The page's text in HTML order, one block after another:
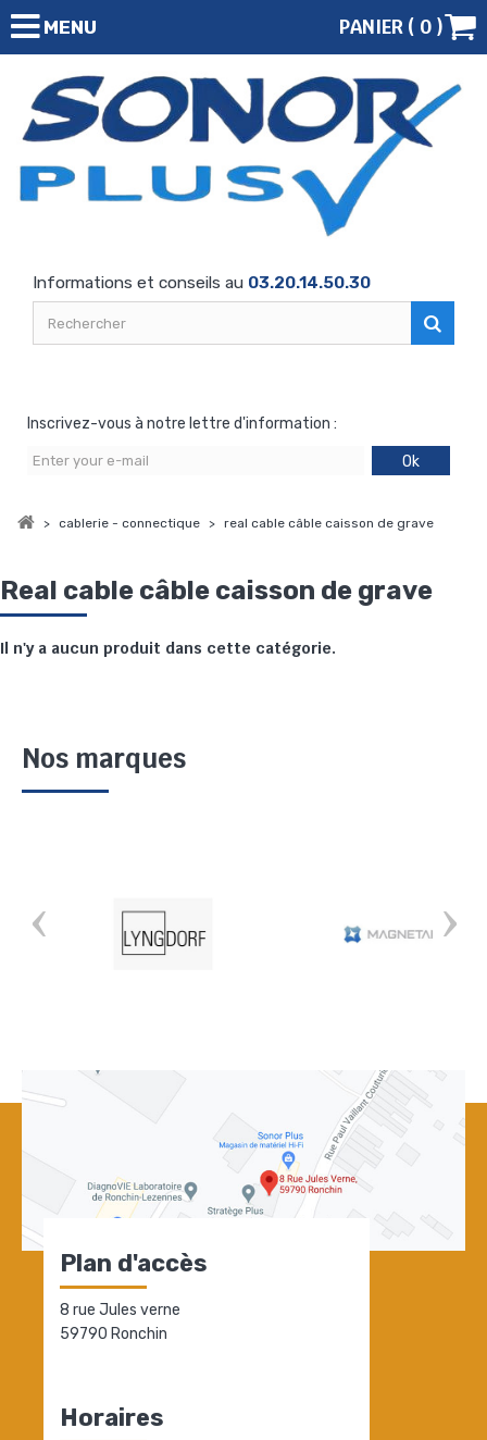
MENU PANIER ( 0 )
Informations et conseils au 03.20.14.50.30
Inscrivez-vous à notre lettre d'information :
Ok
> cablerie - connectique > real cable câble caisson de grave
Real cable câble caisson de grave
Il n'y a aucun produit dans cette catégorie.
Nos marques
Plan d'accès
8 rue Jules verne
59790 Ronchin
Horaires